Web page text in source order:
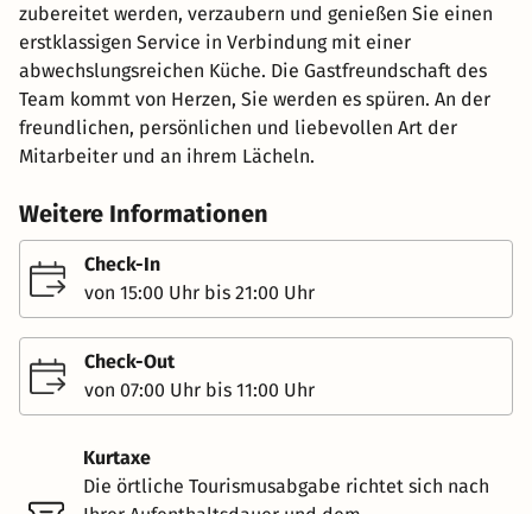
zubereitet werden, verzaubern und genießen Sie einen
erstklassigen Service in Verbindung mit einer
abwechslungsreichen Küche. Die Gastfreundschaft des
Team kommt von Herzen, Sie werden es spüren. An der
freundlichen, persönlichen und liebevollen Art der
Mitarbeiter und an ihrem Lächeln.
Weitere Informationen
Check-In
von 15:00 Uhr bis 21:00 Uhr
Check-Out
von 07:00 Uhr bis 11:00 Uhr
Kurtaxe
Die örtliche Tourismusabgabe richtet sich nach